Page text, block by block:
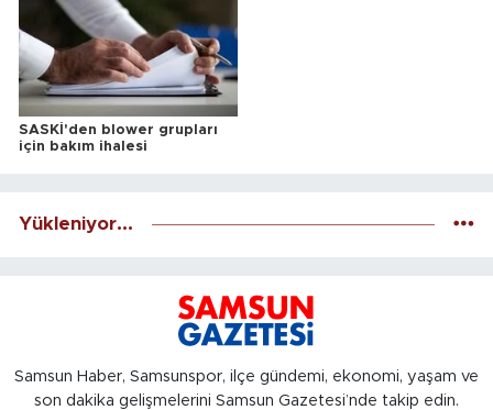
SASKİ'den blower grupları
için bakım ihalesi
Yükleniyor...
Samsun Haber, Samsunspor, ilçe gündemi, ekonomi, yaşam ve
son dakika gelişmelerini Samsun Gazetesi’nde takip edin.